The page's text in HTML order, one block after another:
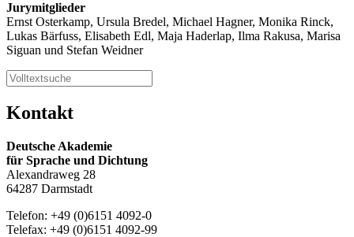
Jurymitglieder
Ernst Osterkamp, Ursula Bredel, Michael Hagner, Monika Rinck,
Lukas Bärfuss, Elisabeth Edl, Maja Haderlap, Ilma Rakusa, Marisa
Siguan und Stefan Weidner
Kontakt
Deutsche Akademie
für Sprache und Dichtung
Alexandraweg 28
64287 Darmstadt
Telefon: +49 (0)6151 4092-0
Telefax: +49 (0)6151 4092-99